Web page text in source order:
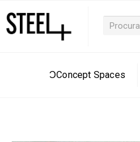
ƆConcept Spaces